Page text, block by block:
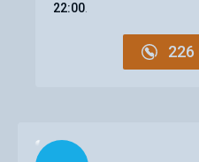
22:00.
226
Načítám